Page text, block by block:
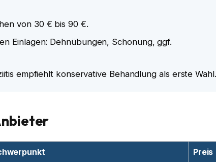
von 30 € bis 90 €.
Einlagen: Dehnübungen, Schonung, ggf.
empfiehlt konservative Behandlung als erste Wahl.
Preis